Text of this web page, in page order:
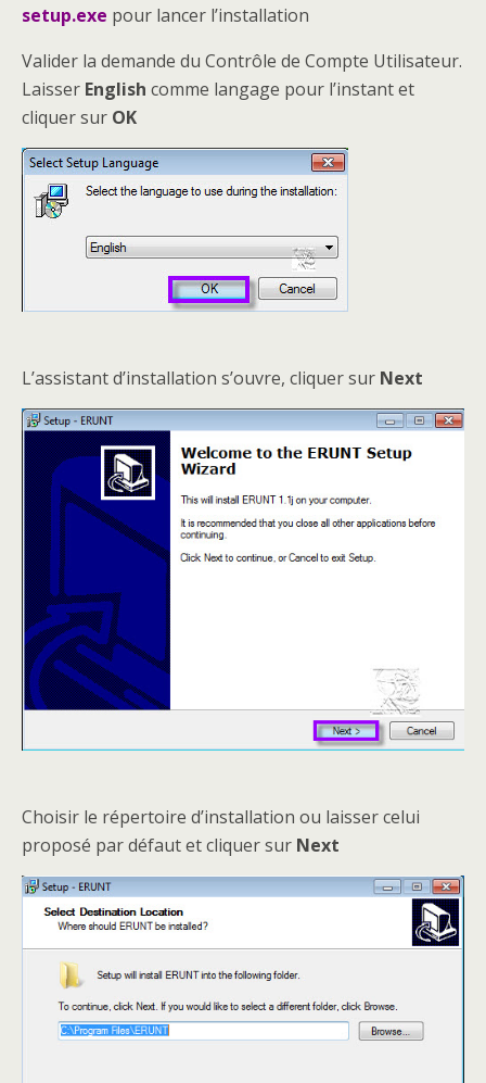
setup.exe pour lancer l’installation
Valider la demande du Contrôle de Compte Utilisateur.
Laisser English comme langage pour l’instant et
cliquer sur OK
L’assistant d’installation s’ouvre, cliquer sur Next
Choisir le répertoire d’installation ou laisser celui
proposé par défaut et cliquer sur Next